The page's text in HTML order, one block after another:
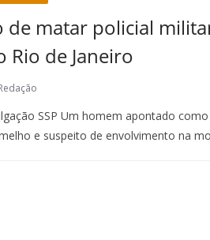
de matar policial
Rio de Janeiro
SSP Um homem apontado
e suspeito de envolvimento na